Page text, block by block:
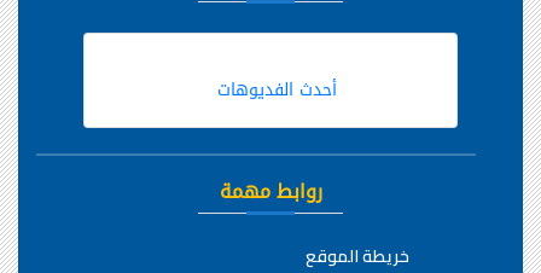
أحدث الفديوهات
روابط مهمة
خريطة الموقع